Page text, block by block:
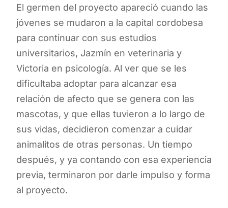
El germen del proyecto apareció cuando las
jóvenes se mudaron a la capital cordobesa
para continuar con sus estudios
universitarios, Jazmín en veterinaria y
Victoria en psicología. Al ver que se les
dificultaba adoptar para alcanzar esa
relación de afecto que se genera con las
mascotas, y que ellas tuvieron a lo largo de
sus vidas, decidieron comenzar a cuidar
animalitos de otras personas. Un tiempo
después, y ya contando con esa experiencia
previa, terminaron por darle impulso y forma
al proyecto.